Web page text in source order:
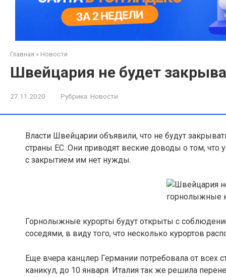
Главная » Новости
Швейцария не будет
27.11.2020 Рубрика: Новости
Власти Швейцарии объявили, что не будут
страны ЕС. Они приводят веские доводы о том, что
с закрытием им нет нужды.
Горнолыжные курорты будут открыты с
соседями, в виду того, что несколько курортов
Еще вчера канцлер Германии потребовала от
каникул, до 10 января. Италия так же решила